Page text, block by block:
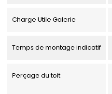
Charge Utile Galerie
Temps de montage indicatif
Perçage du toit